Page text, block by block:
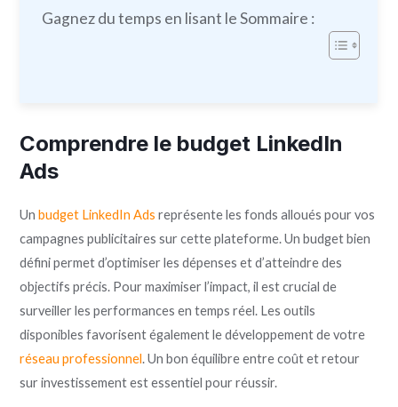
Gagnez du temps en lisant le Sommaire :
Comprendre le budget LinkedIn
Ads
Un budget LinkedIn Ads représente les fonds alloués pour vos
campagnes publicitaires sur cette plateforme. Un budget bien
défini permet d’optimiser les dépenses et d’atteindre des
objectifs précis. Pour maximiser l’impact, il est crucial de
surveiller les performances en temps réel. Les outils
disponibles favorisent également le développement de votre
réseau professionnel. Un bon équilibre entre coût et retour
sur investissement est essentiel pour réussir.